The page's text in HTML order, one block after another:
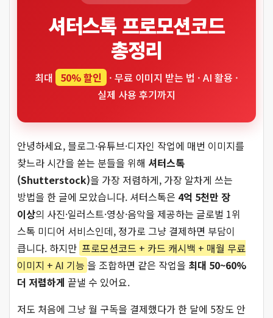
셔터스톡 프로모션코드
총정리
최대 50% 할인 · 무료 이미지 받는 법 · AI 활용 ·
실제 사용 후기까지
안녕하세요, 블로그·유튜브·디자인 작업에 매번 이미지를
찾느라 시간을 쏟는 분들을 위해 셔터스톡
(Shutterstock)을 가장 저렴하게, 가장 알차게 쓰는
방법을 한 글에 모았습니다. 셔터스톡은 4억 5천만 장
이상의 사진·일러스트·영상·음악을 제공하는 글로벌 1위
스톡 미디어 서비스인데, 정가로 그냥 결제하면 부담이
큽니다. 하지만 프로모션코드 + 카드 캐시백 + 매월 무료
이미지 + AI 기능 을 조합하면 같은 작업을 최대 50~60%
더 저렴하게 끝낼 수 있어요.
저도 처음에 그냥 월 구독을 결제했다가 한 달에 5장도 안